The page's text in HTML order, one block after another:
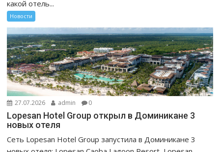
какой отель...
Новости
27.07.2026 admin 0
Lopesan Hotel Group открыл в Доминикане 3
новых отеля
Сеть Lopesan Hotel Group запустила в Доминикане 3